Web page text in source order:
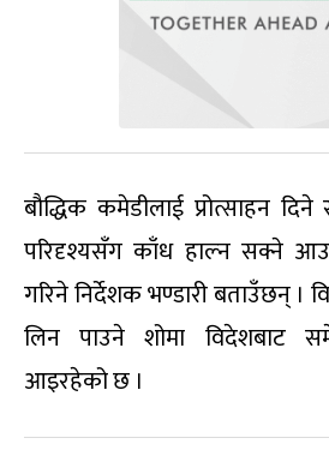
बौद्धिक कमेडीलाई प्रोत्साहन दिने
परिदृश्यसँग काँध हाल्न सक्ने
गरिने निर्देशक भण्डारी बताउँछन् ।
लिन पाउने शोमा विदेशबाट
आइरहेको छ ।